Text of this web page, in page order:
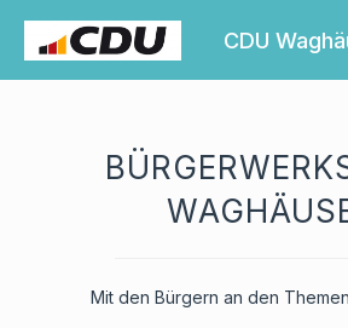
springen
CDU
Mit den Bürgern an den